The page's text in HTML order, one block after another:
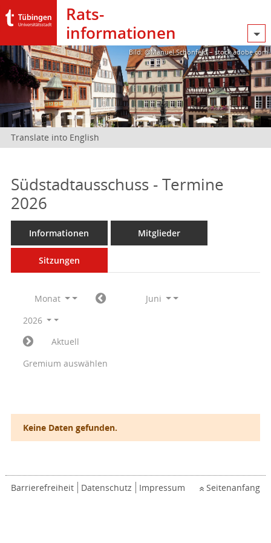
Rats­
informationen
Bild: @Manuel Schönfeld – stock.adobe.com
Translate into English
Südstadtausschuss - Termine
2026
Informationen Mitglieder
Sitzungen
Monat
Juni
2026
Aktuell
Gremium auswählen
Keine Daten gefunden.
Barrierefreiheit Datenschutz Impressum Seitenanfang